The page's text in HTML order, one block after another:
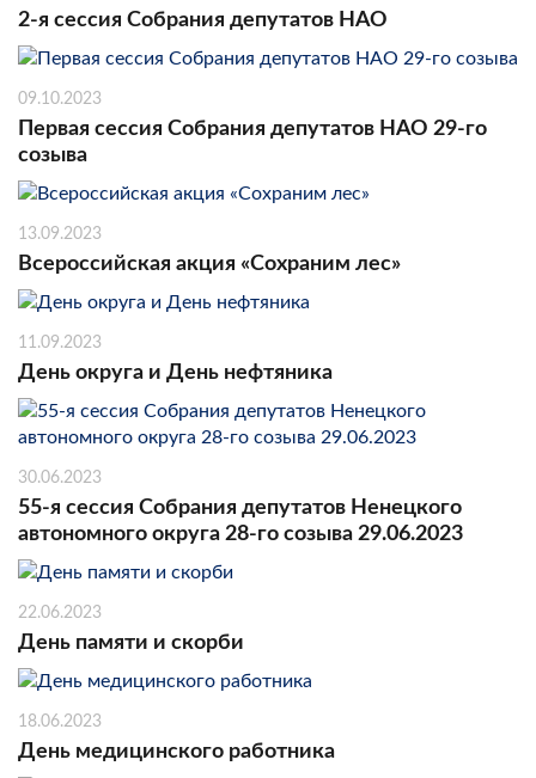
2-я сессия Собрания депутатов НАО
09.10.2023
Первая сессия Собрания депутатов НАО 29-го
созыва
13.09.2023
Всероссийская акция «Сохраним лес»
11.09.2023
День округа и День нефтяника
30.06.2023
55-я сессия Собрания депутатов Ненецкого
автономного округа 28-го созыва 29.06.2023
22.06.2023
День памяти и скорби
18.06.2023
День медицинского работника